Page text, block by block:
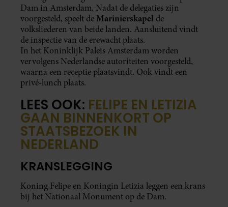
Dam in Amsterdam. Nadat de delegaties zijn
voorgesteld, speelt deMarinierskapel de
volksliederen van beide landen. Aansluitend vindt
de inspectie van de erewacht plaats.
In het Koninklijk Paleis Amsterdam worden
vervolgens Nederlandse autoriteiten voorgesteld,
waarna een receptie plaatsvindt. Ook vindt een
privé-lunch plaats.
LEES OOK: FELIPE EN LETIZIA
GAAN BINNENKORT OP
STAATSBEZOEK IN
NEDERLAND
KRANSLEGGING
Koning Felipe en Koningin Letizia leggen een krans
bij het Nationaal Monument op de Dam.